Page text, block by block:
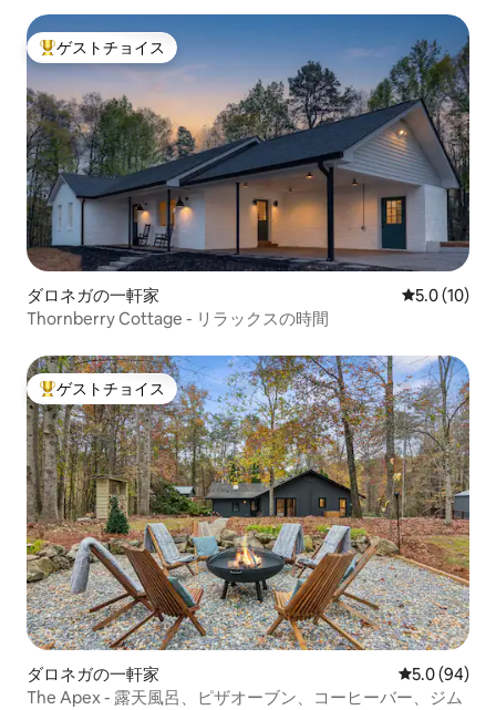
大好評のゲストチョイスです。
ゲストチョイス
ダロネガの一軒家 レビュー10
5.0 (10)
Thornberry Cottage - リラックスの時間
大好評のゲストチョイスです。
ゲストチョイス
ダロネガの一軒家 レビュー94
5.0 (94)
The Apex - 露天風呂、ピザオーブン、コーヒーバー、ジム